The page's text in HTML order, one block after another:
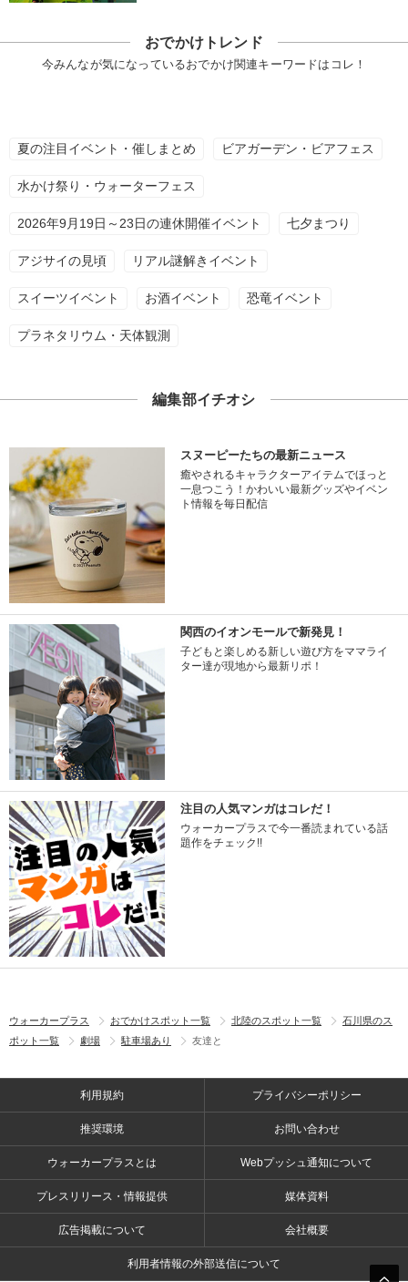
おでかけトレンド
今みんなが気になっているおでかけ関連キーワードはコレ！
夏の注目イベント・催しまとめ ビアガーデン・ビアフェス
水かけ祭り・ウォーターフェス
2026年9月19日～23日の連休開催イベント 七夕まつり
アジサイの見頃 リアル謎解きイベント
スイーツイベント お酒イベント 恐竜イベント
プラネタリウム・天体観測
編集部イチオシ
スヌーピーたちの最新ニュース
癒やされるキャラクターアイテムでほっと
一息つこう！かわいい最新グッズやイベン
ト情報を毎日配信
関西のイオンモールで新発見！
子どもと楽しめる新しい遊び方をママライ
ター達が現地から最新リポ！
注目の人気マンガはコレだ！
ウォーカープラスで今一番読まれている話
題作をチェック!!
ウォーカープラス おでかけスポット一覧 北陸のスポット一覧
石川県のス
ポット一覧
劇場 駐車場あり 友達と
利用規約 プライバシーポリシー
推奨環境 お問い合わせ
ウォーカープラスとは Webプッシュ通知について
プレスリリース・情報提供 媒体資料
広告掲載について 会社概要
利用者情報の外部送信について